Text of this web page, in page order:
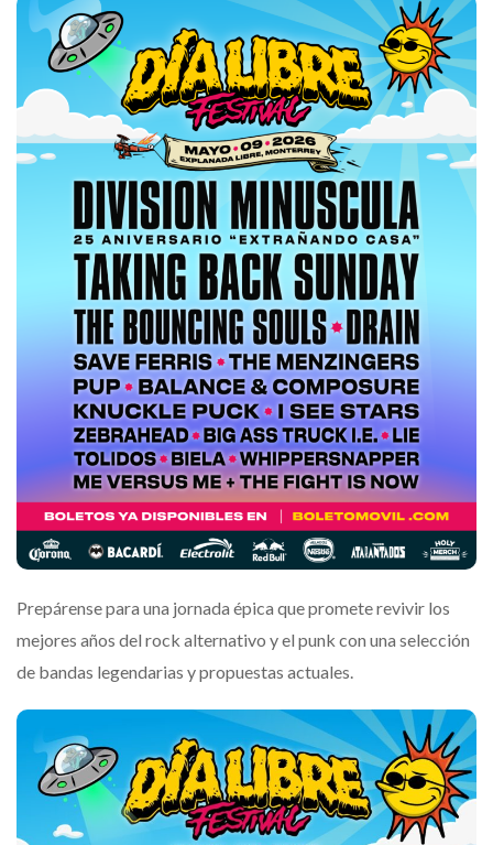
Prepárense para una jornada épica que promete revivir los
mejores años del rock alternativo y el punk con una selección
de bandas legendarias y propuestas actuales.